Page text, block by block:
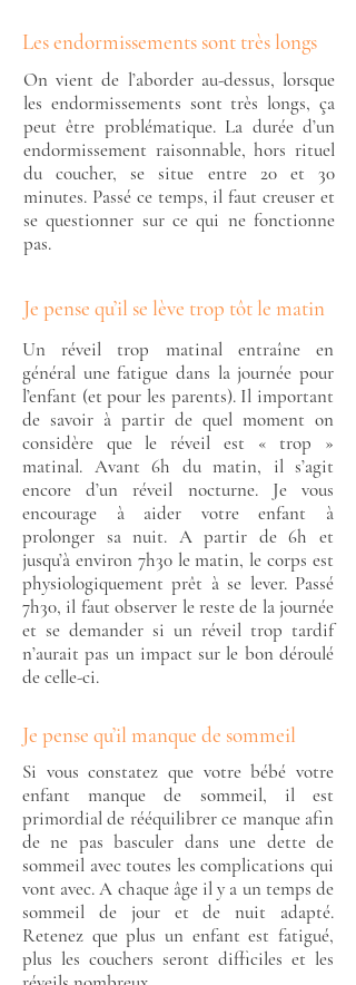
Les endormissements sont très longs
On vient de l’aborder au-dessus, lorsque
les endormissements sont très longs, ça
peut être problématique. La durée d’un
endormissement raisonnable, hors rituel
du coucher, se situe entre 20 et 30
minutes. Passé ce temps, il faut creuser et
se questionner sur ce qui ne fonctionne
pas.
Je pense qu’il se lève trop tôt le matin
Un réveil trop matinal entraîne en
général une fatigue dans la journée pour
l’enfant (et pour les parents). Il important
de savoir à partir de quel moment on
considère que le réveil est « trop »
matinal. Avant 6h du matin, il s’agit
encore d’un réveil nocturne. Je vous
encourage à aider votre enfant à
prolonger sa nuit. A partir de 6h et
jusqu’à environ 7h30 le matin, le corps est
physiologiquement prêt à se lever. Passé
7h30, il faut observer le reste de la journée
et se demander si un réveil trop tardif
n’aurait pas un impact sur le bon déroulé
de celle-ci.
Je pense qu’il manque de sommeil
Si vous constatez que votre bébé votre
enfant manque de sommeil, il est
primordial de rééquilibrer ce manque afin
de ne pas basculer dans une dette de
sommeil avec toutes les complications qui
vont avec. A chaque âge il y a un temps de
sommeil de jour et de nuit adapté.
Retenez que plus un enfant est fatigué,
plus les couchers seront difficiles et les